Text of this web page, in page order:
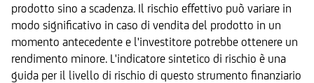
prodotto sino a scadenza. Il rischio effettivo può variare in
modo significativo in caso di vendita del prodotto in un
momento antecedente e l'investitore potrebbe ottenere un
rendimento minore. L'indicatore sintetico di rischio è una
guida per il livello di rischio di questo strumento finanziario